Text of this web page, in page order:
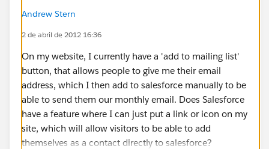
Andrew Stern
2 de abril de 2012 16:36
On my website, I currently have a 'add to mailing list'
button, that allows people to give me their email
address, which I then add to salesforce manually to be
able to send them our monthly email. Does Salesforce
have a feature where I can just put a link or icon on my
site, which will allow visitors to be able to add
themselves as a contact directly to salesforce?